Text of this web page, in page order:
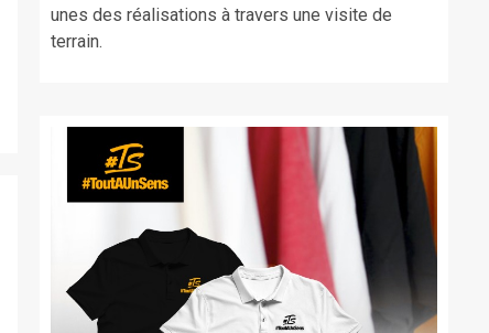
unes des réalisations à travers une visite de
terrain.